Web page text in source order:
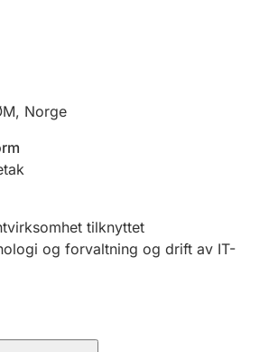
, Norge
tilknyttet
og forvaltning og drift av IT-